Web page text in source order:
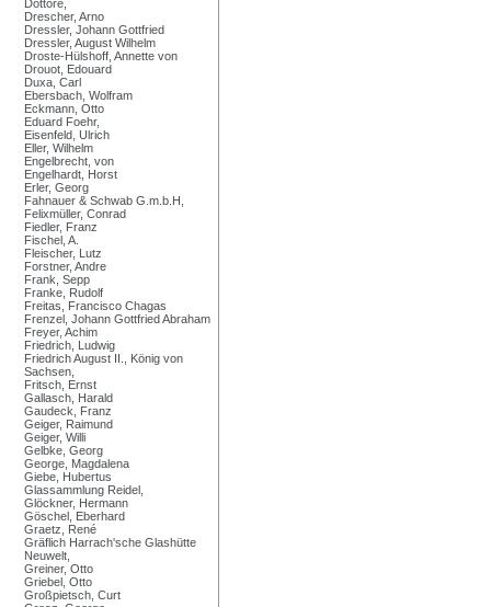
Dottore,
Drescher, Arno
Dressler, Johann Gottfried
Dressler, August Wilhelm
Droste-Hülshoff, Annette von
Drouot, Edouard
Duxa, Carl
Ebersbach, Wolfram
Eckmann, Otto
Eduard Foehr,
Eisenfeld, Ulrich
Eller, Wilhelm
Engelbrecht, von
Engelhardt, Horst
Erler, Georg
Fahnauer & Schwab G.m.b.H,
Felixmüller, Conrad
Fiedler, Franz
Fischel, A.
Fleischer, Lutz
Forstner, Andre
Frank, Sepp
Franke, Rudolf
Freitas, Francisco Chagas
Frenzel, Johann Gottfried Abraham
Freyer, Achim
Friedrich, Ludwig
Friedrich August II., König von
Sachsen,
Fritsch, Ernst
Gallasch, Harald
Gaudeck, Franz
Geiger, Raimund
Geiger, Willi
Gelbke, Georg
George, Magdalena
Giebe, Hubertus
Glassammlung Reidel,
Glöckner, Hermann
Göschel, Eberhard
Graetz, René
Gräflich Harrach'sche Glashütte
Neuwelt,
Greiner, Otto
Griebel, Otto
Großpietsch, Curt